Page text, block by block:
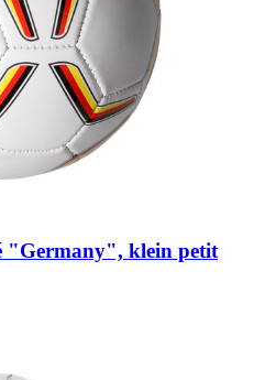
"Germany", klein petit